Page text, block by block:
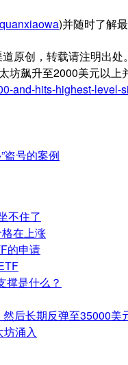
)并随时了解
原创，转载请注明出处。
坊飙升至2000美元以上
and-hits-highest-
盗号的案例
不住了
在上涨
的申请
撑是什么？
后长期反弹至35000美
坊涌入